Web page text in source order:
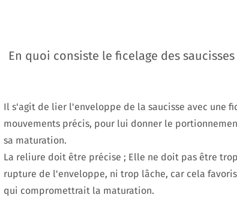
En quoi consiste le ficelage des saucisses
Il s'agit de lier l'enveloppe de la saucisse avec une
mouvements précis, pour lui donner le
sa maturation.
La reliure doit être précise ; Elle ne doit pas être
rupture de l'enveloppe, ni trop lâche, car cela
qui compromettrait la maturation.